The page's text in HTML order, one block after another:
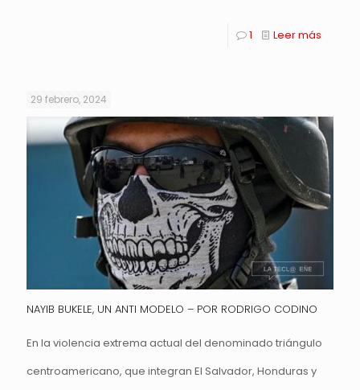
1 Leer más
29 febrero, 2024
NAYIB BUKELE, UN ANTI MODELO – POR RODRIGO CODINO
En la violencia extrema actual del denominado triángulo
centroamericano, que integran El Salvador, Honduras y